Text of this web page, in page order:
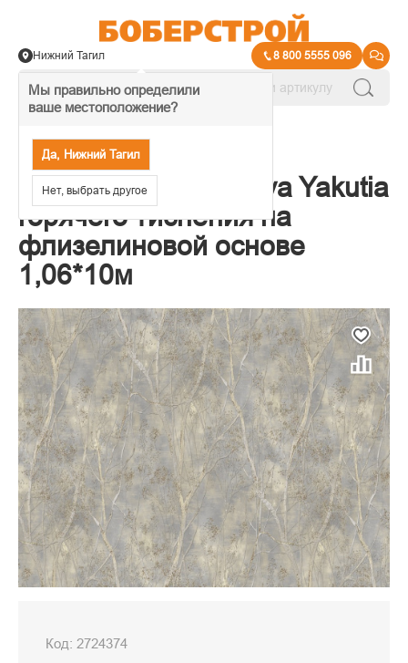
Мы правильно определили
ваше местоположение?
Да, Нижний Тагил
Нет, выбрать другое
Нижний Тагил 8 800 5555 096
Обои Victoria Stenova Yakutia
горячего тиснения на
флизелиновой основе
1,06*10м
Код: 2724374